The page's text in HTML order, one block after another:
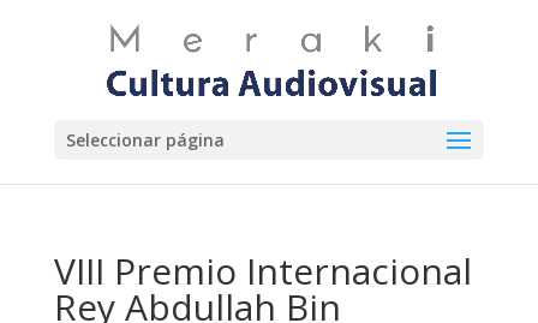
Seleccionar página
VIII Premio Internacional
Rey Abdullah Bin